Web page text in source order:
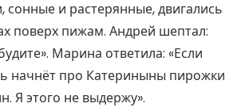
сонные и растерянные, двигались
поверх пижам. Андрей шептал:
Марина ответила: «Если
начнёт про Катериныны пирожки
Я этого не выдержу».